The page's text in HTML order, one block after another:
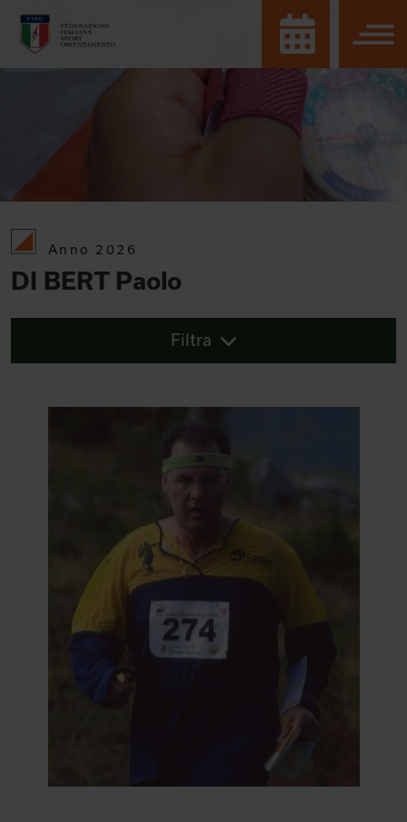
Anno 2026
DI BERT Paolo
Filtra